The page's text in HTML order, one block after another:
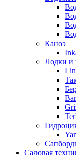
Каноэ
Лодки и
Садовая